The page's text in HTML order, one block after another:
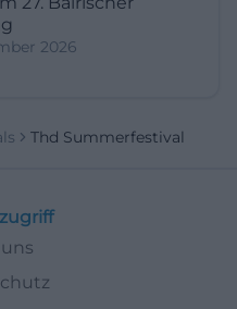
2026
Thd Summerfestival